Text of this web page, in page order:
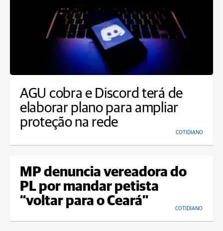
AGU cobra e Discord terá de
elaborar plano para ampliar
proteção na rede
COTIDIANO
MP denuncia vereadora do
PL por mandar petista
“voltar para o Ceará”
COTIDIANO